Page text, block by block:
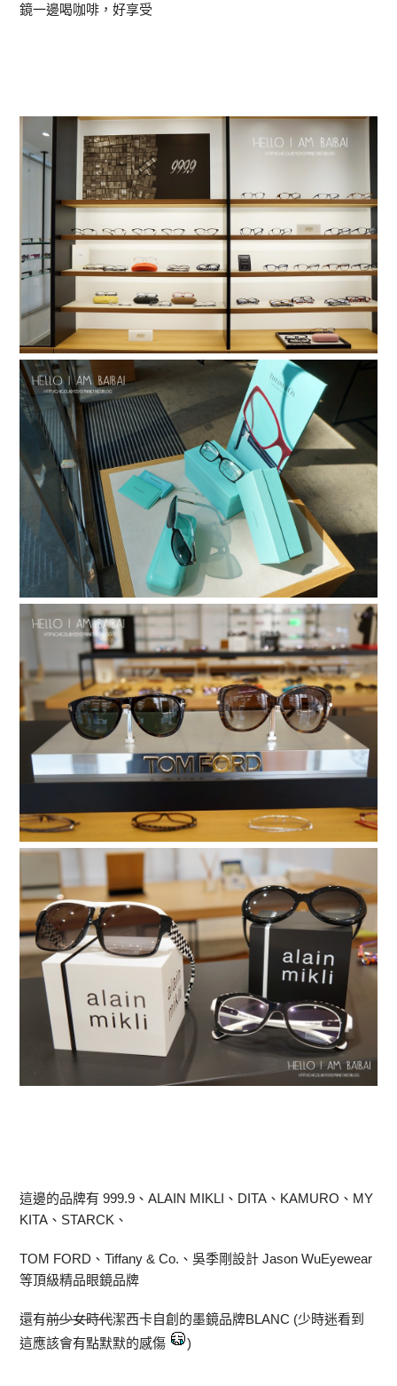
鏡一邊喝咖啡，好享受
這邊的品牌有 999.9、ALAIN MIKLI、DITA、KAMURO、MY
KITA、STARCK、
TOM FORD、Tiffany & Co.、吳季剛設計 Jason WuEyewear
等頂級精品眼鏡品牌
還有前少女時代潔西卡自創的墨鏡品牌BLANC (少時迷看到
這應該會有點默默的感傷
)